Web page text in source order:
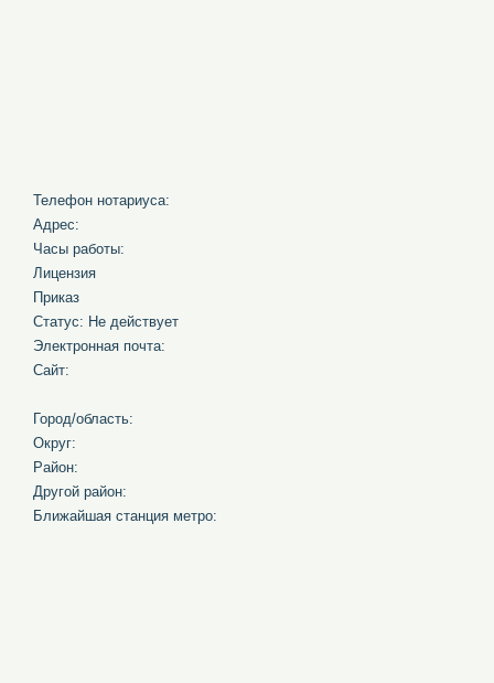
Телефон нотариуса:
Адрес:
Часы работы:
Лицензия
Приказ
Статус: Не действует
Электронная почта:
Сайт:
Город/область:
Округ:
Район:
Другой район:
Ближайшая станция метро: